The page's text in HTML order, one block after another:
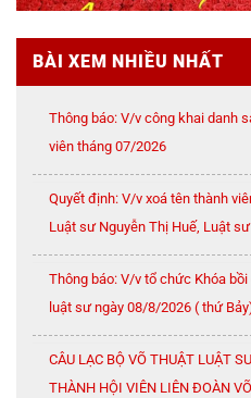
BÀI XEM NHIỀU NHẤT
Thông báo: V/v công khai danh
viên tháng 07/2026
Quyết định: V/v xoá tên thành
Luật sư Nguyễn Thị Huế, Luật
Oanh
Thông báo: V/v tổ chức Khóa
luật sư ngày 08/8/2026 ( thứ
CÂU LẠC BỘ VÕ THUẬT LUẬT
THÀNH HỘI VIÊN LIÊN ĐOÀN